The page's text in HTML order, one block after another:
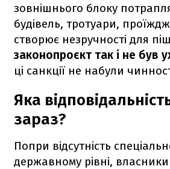
зовнішнього блоку
будівель, тротуари,
створює незручності для
законопроєкт так і не був
ці санкції не набули
Яка
зараз?
Попри відсутність
державному рівні,